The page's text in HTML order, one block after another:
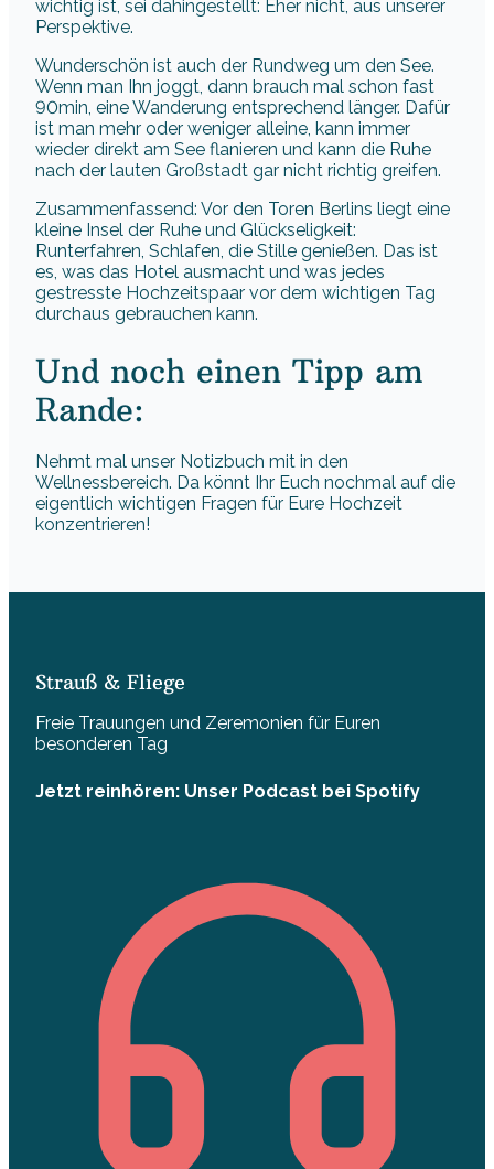
wichtig ist, sei dahingestellt: Eher nicht, aus unserer
Perspektive.
Wunderschön ist auch der Rundweg um den See.
Wenn man Ihn joggt, dann brauch mal schon fast
90min, eine Wanderung entsprechend länger. Dafür
ist man mehr oder weniger alleine, kann immer
wieder direkt am See flanieren und kann die Ruhe
nach der lauten Großstadt gar nicht richtig greifen.
Zusammenfassend: Vor den Toren Berlins liegt eine
kleine Insel der Ruhe und Glückseligkeit:
Runterfahren, Schlafen, die Stille genießen. Das ist
es, was das Hotel ausmacht und was jedes
gestresste Hochzeitspaar vor dem wichtigen Tag
durchaus gebrauchen kann.
Und noch einen Tipp am
Rande:
Nehmt mal unser Notizbuch mit in den
Wellnessbereich. Da könnt Ihr Euch nochmal auf die
eigentlich wichtigen Fragen für Eure Hochzeit
konzentrieren!
Strauß & Fliege
Freie Trauungen und Zeremonien für Euren
besonderen Tag
Jetzt reinhören: Unser Podcast bei Spotify